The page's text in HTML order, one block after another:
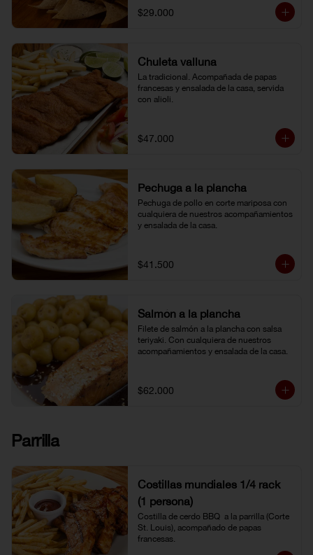
$29.000
Chuleta valluna
La tradicional. Acompañada de papas
francesas y ensalada de la casa, servida
con alioli.
$47.000
Pechuga a la plancha
Pechuga de pollo en corte mariposa con
cualquiera de nuestros acompañamientos
y ensalada de la casa.
$41.500
Salmón a la plancha
Filete de salmón a la plancha con salsa
teriyaki. Con cualquiera de nuestros
acompañamientos y ensalada de la casa.
$62.000
Parrilla
Costillas mundiales 1/4 rack
(1 persona)
Costilla de cerdo BBQ  a la parrilla (Corte
St. Louis), acompañado de papas
francesas.